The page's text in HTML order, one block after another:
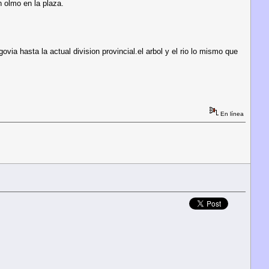
en la plaza.
hasta la actual division provincial.el arbol y el rio lo mismo que
En línea